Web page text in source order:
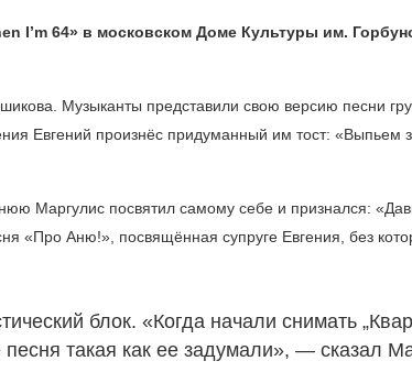
I’m 64» в московском Доме Культуры им.
Музыканты представили свою версию песни
Евгений произнёс придуманный им тост: «Выпьем
Маргулис посвятил самому себе и признался:
«Про Аню!», посвящённая супруге Евгения, без
блок. «Когда начали снимать
такая как ее задумали», — сказал